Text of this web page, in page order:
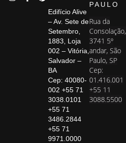
Edifício Alive
– Av. Sete de
Setembro,
1883, Loja
002 – Vitória,
Salvador –
BA
Cep: 40080-
002 +55 71
3038.0101
+55 71
3486.2844
+55 71
9971.0000
PAULO
Rua da
Consolação,
3741 5º
andar, São
Paulo, SP
Cep:
01.416.001
+55 11
3088.5500